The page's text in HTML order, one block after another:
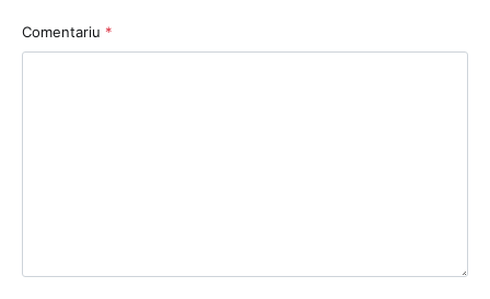
Comentariu *